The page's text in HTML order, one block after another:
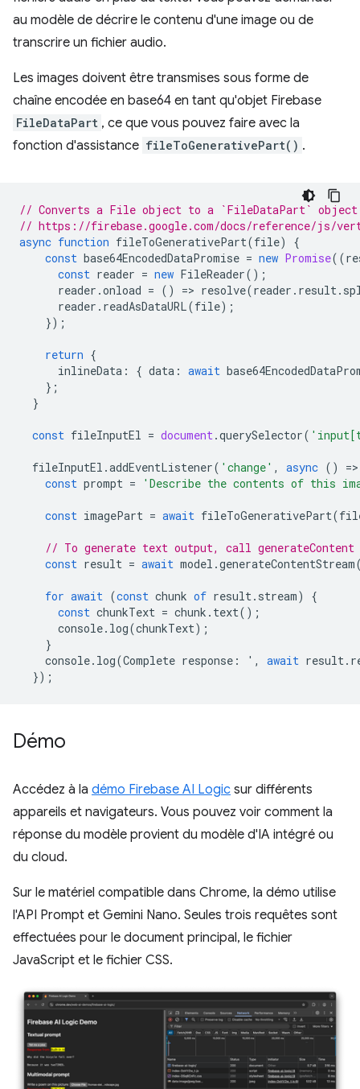
au modèle de décrire le contenu d'une image ou de
transcrire un fichier audio.
Les images doivent être transmises sous forme de
chaîne encodée en base64 en tant qu'objet Firebase
FileDataPart , ce que vous pouvez faire avec la
fonction d'assistance fileToGenerativePart() .
// Converts a File object to a `FileDataPart`
// https://firebase.google.com/docs/reference/js/
async function fileToGenerativePart(file)
{
const base64EncodedDataPromise = new Promise((
const reader = new FileReader();
reader .onload = () => resolve(reader . result.
reader . readAsDataURL(file);
});
return {
inlineData : { data : await
};
}
const fileInputEl = document.querySelector(
fileInputEl .addEventListener( 'change' , async () =>
const prompt = 'Describe the contents of this
const imagePart = await fileToGenerativePart(
// To generate text output, call
const result = await model .generateContentStream
for await (const chunk of result. stream)
{
const chunkText = chunk . text();
console. log(chunkText);
}
console. log(Complete response : ' , await result.
});
Démo
Accédez à la démo Firebase AI Logic sur différents
appareils et navigateurs. Vous pouvez voir comment la
réponse du modèle provient du modèle d'IA intégré ou
du cloud.
Sur le matériel compatible dans Chrome, la démo utilise
l'API Prompt et Gemini Nano. Seules trois requêtes sont
effectuées pour le document principal, le fichier
JavaScript et le fichier CSS.